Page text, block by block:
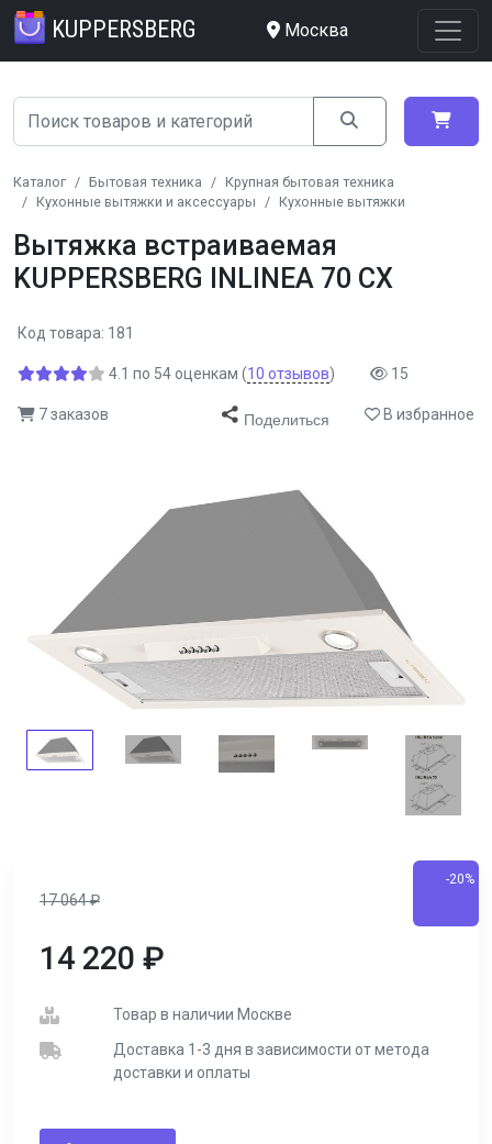
KUPPERSBERG Москва
Каталог Бытовая техника
Крупная бытовая техника
Кухонные вытяжки и аксессуары
Кухонные вытяжки
Вытяжка встраиваемая
KUPPERSBERG INLINEA 70 CX
Код товара: 181
4.1 по 54 оценкам (10 отзывов) 15
7 заказов Поделиться В избранное
17 064₽
-20%
14 220 ₽
Товар в наличии Москве
Доставка 1-3 дня в зависимости от метода
доставки и оплаты